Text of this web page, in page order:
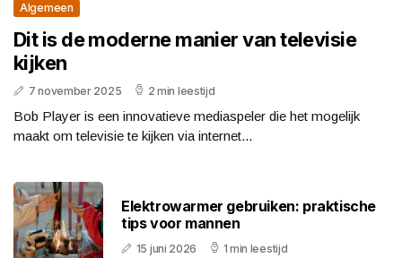
Algemeen
Dit is de moderne manier van televisie
kijken
7 november 2025 2 min leestijd
Bob Player is een innovatieve mediaspeler die het mogelijk
maakt om televisie te kijken via internet...
Elektrowarmer gebruiken: praktische
tips voor mannen
15 juni 2026 1 min leestijd